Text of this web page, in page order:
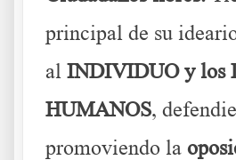
principal de su
al INDIVIDUO y los
HUMANOS,
promoviendo la